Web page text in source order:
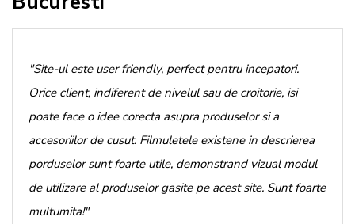
"Site-ul este user friendly, perfect pentru incepatori.
Orice client, indiferent de nivelul sau de croitorie, isi
poate face o idee corecta asupra produselor si a
accesoriilor de cusut. Filmuletele existene in descrierea
porduselor sunt foarte utile, demonstrand vizual modul
de utilizare al produselor gasite pe acest site. Sunt foarte
multumita!"